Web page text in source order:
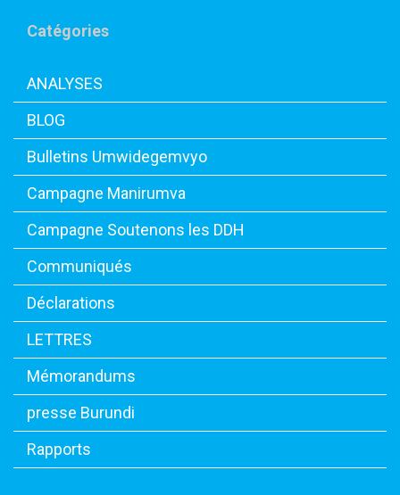
Catégories
ANALYSES
BLOG
Bulletins Umwidegemvyo
Campagne Manirumva
Campagne Soutenons les DDH
Communiqués
Déclarations
LETTRES
Mémorandums
presse Burundi
Rapports